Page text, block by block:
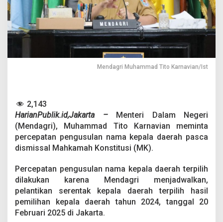
e
p
t
a
n
P
u
l
a
n
K
a
l
a
D
e
Mendagri Muhammad Tito Karnavian/Ist
2,143
HarianPublik.id,Jakarta –
Menteri Dalam Negeri
(Mendagri), Muhammad Tito Karnavian meminta
percepatan pengusulan nama kepala daerah pasca
dismissal Mahkamah Konstitusi (MK).
Percepatan pengusulan nama kepala daerah terpilih
dilakukan karena Mendagri menjadwalkan,
pelantikan serentak kepala daerah terpilih hasil
pemilihan kepala daerah tahun 2024, tanggal 20
Februari 2025 di Jakarta.